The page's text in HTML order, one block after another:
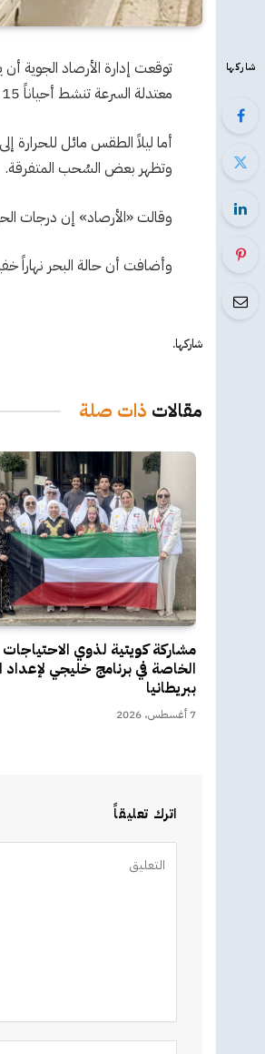
شاركها
توقعت إدارة الأرصاد الجوية أن
معتدلة السرعة تنشط أحياناً 15 – 50 كم/ساعة مثيرة للغبار على المناطق المكشوفة، وتظهر بعض السُحب المتفرقة.
وتظهر بعض السُحب المتفرقة.
وقالت «الأرصاد» إن درجات الحرارة المتوقعة 43 درجة
وأضافت أن حالة البحر نهاراً خفيف إلى معتدل الموج بارتفاع 2
شاركها.
مقالات ذات صلة
مشاركة كويتية لذوي الاحتياجات
الخاصة في برنامج خليجي لإعداد
ببريطانيا
7 أغسطس، 2026
اترك تعليقاً